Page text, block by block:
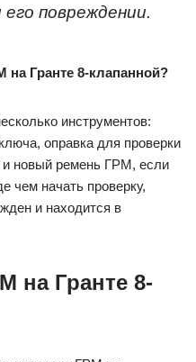
повреждении.
на Гранте 8-клапанной?
инструментов:
оправка для проверки
и новый ремень ГРМ, если
чем начать проверку,
и находится в
на Гранте 8-